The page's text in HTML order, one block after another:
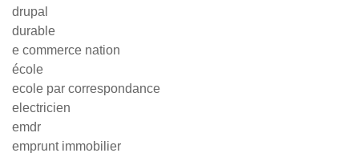
drupal
durable
e commerce nation
école
ecole par correspondance
electricien
emdr
emprunt immobilier